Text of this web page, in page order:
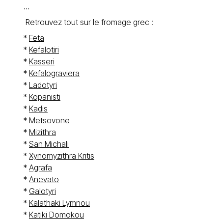
…
Retrouvez tout sur le fromage grec :
* Feta
* Kefalotiri
* Kasseri
* Kefalograviera
* Ladotyri
* Kopanisti
* Kadis
* Metsovone
* Mizithra
* San Michali
* Xynomyzithra Kritis
* Agrafa
* Anevato
* Galotyri
* Kalathaki Lymnou
* Katiki Domokou